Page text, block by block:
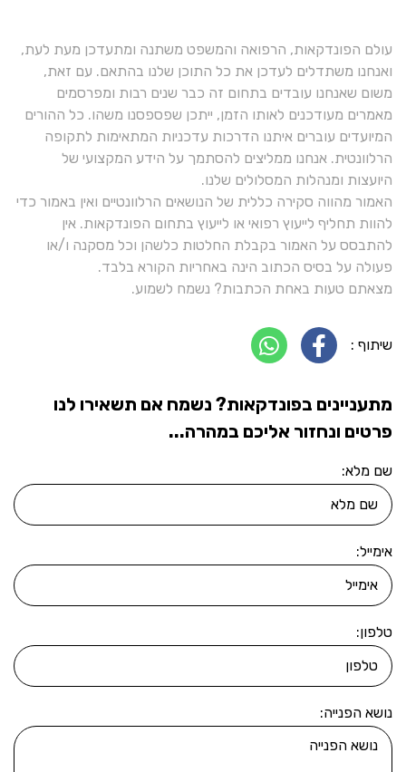
עולם הפונדקאות, הרפואה והמשפט משתנה ומתעדכן מעת לעת,
ואנחנו משתדלים לעדכן את כל התוכן שלנו בהתאם. עם זאת,
משום שאנחנו עובדים בתחום זה כבר שנים רבות ומפרסמים
מאמרים מעודכנים לאותו הזמן, ייתכן שפספסנו משהו. כל ההורים
המיועדים עוברים איתנו הדרכות עדכניות המתאימות לתקופה
הרלוונטית. אנחנו ממליצים להסתמך על הידע המקצועי של
היועצות ומנהלות המסלולים שלנו.
האמור מהווה סקירה כללית של הנושאים הרלוונטיים ואין באמור כדי
להוות תחליף לייעוץ רפואי או לייעוץ בתחום הפונדקאות. אין
להתבסס על האמור בקבלת החלטות כלשהן וכל מסקנה ו/או
פעולה על בסיס הכתוב הינה באחריות הקורא בלבד.
מצאתם טעות באחת הכתבות? נשמח לשמוע.
שיתוף :
מתעניינים בפונדקאות? נשמח אם תשאירו לנו
פרטים ונחזור אליכם במהרה...
שם מלא:
אימייל:
טלפון:
נושא הפנייה: